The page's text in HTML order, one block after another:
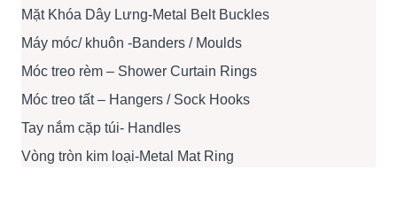
Mặt Khóa Dây Lưng-Metal Belt Buckles
Máy móc/ khuôn -Banders / Moulds
Móc treo rèm – Shower Curtain Rings
Móc treo tất – Hangers / Sock Hooks
Tay nắm cặp túi- Handles
Vòng tròn kim loại-Metal Mat Ring